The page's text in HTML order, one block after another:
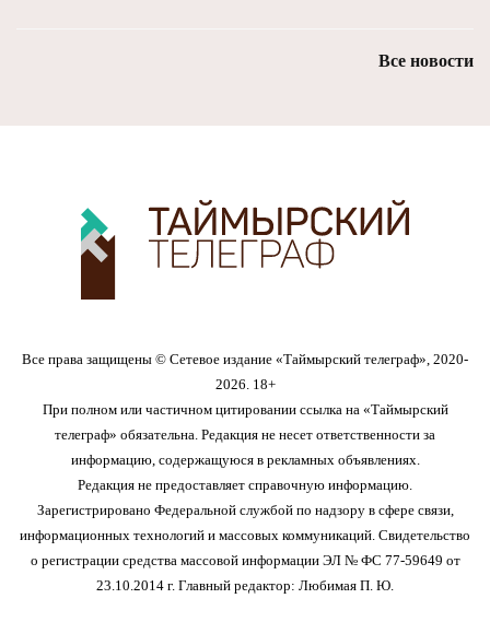
Все новости
Все права защищены © Сетевое издание «Таймырский телеграф», 2020-
2026. 18+
При полном или частичном цитировании ссылка на «Таймырский
телеграф» обязательна. Редакция не несет ответственности за
информацию, содержащуюся в рекламных объявлениях.
Редакция не предоставляет справочную информацию.
Зарегистрировано Федеральной службой по надзору в сфере связи,
информационных технологий и массовых коммуникаций. Свидетельство
о регистрации средства массовой информации ЭЛ № ФС 77-59649 от
23.10.2014 г. Главный редактор: Любимая П. Ю.